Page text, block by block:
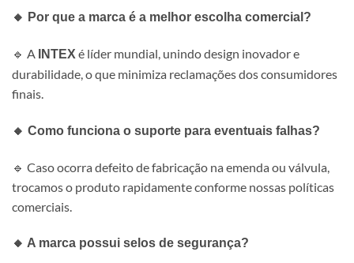
🔸 Por que a marca é a melhor escolha comercial?
🔹 A INTEX é líder mundial, unindo design inovador e
durabilidade, o que minimiza reclamações dos consumidores
finais.
🔸 Como funciona o suporte para eventuais falhas?
🔹 Caso ocorra defeito de fabricação na emenda ou válvula,
trocamos o produto rapidamente conforme nossas políticas
comerciais.
🔸 A marca possui selos de segurança?